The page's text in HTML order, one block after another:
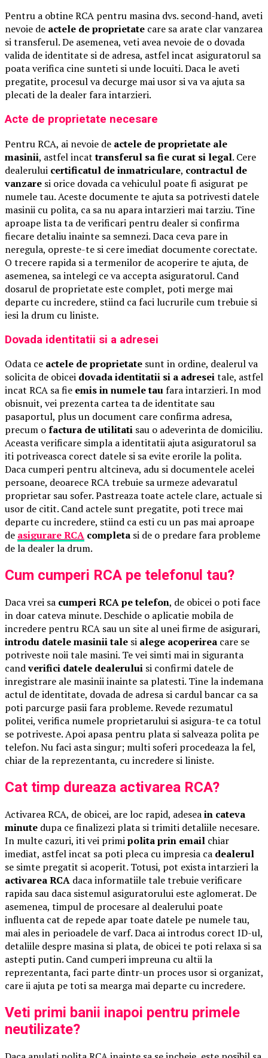
Pentru a obtine RCA pentru masina dvs. second-hand, aveti
nevoie de actele de proprietate care sa arate clar vanzarea
si transferul. De asemenea, veti avea nevoie de o dovada
valida de identitate si de adresa, astfel incat asiguratorul sa
poata verifica cine sunteti si unde locuiti. Daca le aveti
pregatite, procesul va decurge mai usor si va va ajuta sa
plecati de la dealer fara intarzieri.
Acte de proprietate necesare
Pentru RCA, ai nevoie de actele de proprietate ale
masinii, astfel incattransferul sa fie curat si legal. Cere
dealerului certificatul de inmatriculare, contractul de
vanzare si orice dovada ca vehiculul poate fi asigurat pe
numele tau. Aceste documente te ajuta sa potrivesti datele
masinii cu polita, ca sa nu apara intarzieri mai tarziu. Tine
aproape lista ta de verificari pentru dealer si confirma
fiecare detaliu inainte sa semnezi. Daca ceva pare in
neregula, opreste-te si cere imediat documente corectate.
O trecere rapida si a termenilor de acoperire te ajuta, de
asemenea, sa intelegi ce va accepta asiguratorul. Cand
dosarul de proprietate este complet, poti merge mai
departe cu incredere, stiind ca faci lucrurile cum trebuie si
iesi la drum cu liniste.
Dovada identitatii si a adresei
Odata ce actele de proprietate sunt in ordine, dealerul va
solicita de obicei dovada identitatii si a adreseitale, astfel
incat RCA sa fie emis in numele taufara intarzieri. In mod
obisnuit, vei prezenta cartea ta de identitate sau
pasaportul, plus un document care confirma adresa,
precum ofactura de utilitati sau o adeverinta de domiciliu.
Aceasta verificare simpla a identitatii ajuta asiguratorul sa
iti potriveasca corect datele si sa evite erorile la polita.
Daca cumperi pentru altcineva, adu si documentele acelei
persoane, deoarece RCA trebuie sa urmeze adevaratul
proprietar sau sofer. Pastreaza toate actele clare, actuale si
usor de citit. Cand actele sunt pregatite, poti trece mai
departe cu incredere, stiind ca esti cu un pas mai aproape
de asigurare RCA completa si de o predare fara probleme
de la dealer la drum.
Cum cumperi RCA pe telefonul tau?
Daca vrei sa cumperi RCA pe telefon, de obicei o poti face
in doar cateva minute. Deschide o aplicatie mobila de
incredere pentru RCA sau un site al unei firme de asigurari,
introdu datele masinii tale si alege acoperirea care se
potriveste noii tale masini. Te vei simti mai in siguranta
candverifici datele dealerului si confirmi datele de
inregistrare ale masinii inainte sa platesti. Tine la indemana
actul de identitate, dovada de adresa si cardul bancar ca sa
poti parcurge pasii fara probleme. Revede rezumatul
politei, verifica numele proprietarului si asigura-te ca totul
se potriveste. Apoi apasa pentru plata si salveaza polita pe
telefon. Nu faci asta singur; multi soferi procedeaza la fel,
chiar de la reprezentanta, cu incredere si liniste.
Cat timp dureaza activarea RCA?
Activarea RCA, de obicei, are loc rapid, adeseain cateva
minute dupa ce finalizezi plata si trimiti detaliile necesare.
In multe cazuri, iti vei primipolita prin email chiar
imediat, astfel incat sa poti pleca cu impresia ca dealerul
se simte pregatit si acoperit. Totusi, pot exista intarzieri la
activarea RCA daca informatiile tale trebuie verificare
rapida sau daca sistemul asiguratorului este aglomerat. De
asemenea, timpul de procesare al dealerului poate
influenta cat de repede apar toate datele pe numele tau,
mai ales in perioadele de varf. Daca ai introdus corect ID-ul,
detaliile despre masina si plata, de obicei te poti relaxa si sa
astepti putin. Cand cumperi impreuna cu altii la
reprezentanta, faci parte dintr-un proces usor si organizat,
care ii ajuta pe toti sa mearga mai departe cu incredere.
Veti primi banii inapoi pentru primele
neutilizate?